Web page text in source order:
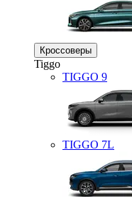
Кроссоверы
Tiggo
TIGGO 9
TIGGO 7L